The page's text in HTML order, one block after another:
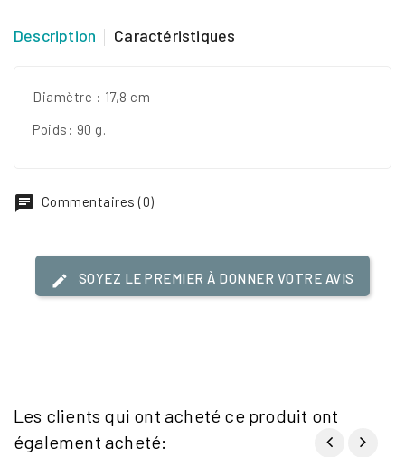
Description Caractéristiques
Diamètre : 17,8 cm
Poids: 90 g.
Commentaires (0)
SOYEZ LE PREMIER À DONNER VOTRE AVIS
Les clients qui ont acheté ce produit ont
également acheté: